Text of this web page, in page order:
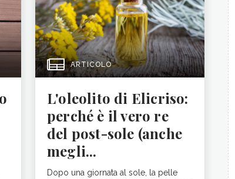
ARTICOLO
L'oleolito di Elicriso:
perché è il vero re
del post-sole (anche
megli...
Dopo una giornata al sole, la pelle